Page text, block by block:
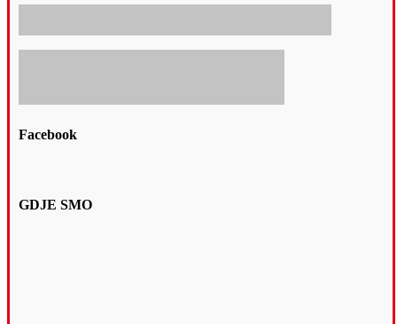
Facebook
GDJE SMO